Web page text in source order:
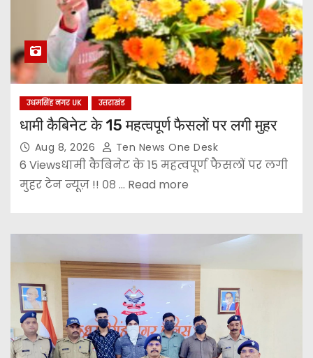
उधमसिंह नगर UK उत्तराखंड
धामी कैबिनेट के 15 महत्वपूर्ण फैसलों पर लगी मुहर
Aug 8, 2026 Ten News One Desk
6 Viewsधामी कैबिनेट के 15 महत्वपूर्ण फैसलों पर लगी
मुहर टेन न्यूज़ !! ०८ ... Read more